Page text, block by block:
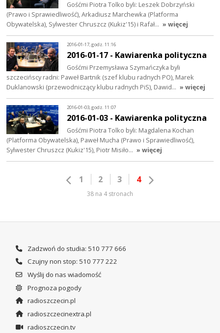
Gośćmi Piotra Tolko byli: Leszek Dobrzyński
(Prawo i Sprawiedliwość), Arkadiusz Marchewka (Platforma
Obywatelska), Sylwester Chruszcz (Kukiz'15) i Rafał… » więcej
2016-01-17, godz. 11:16
2016-01-17 - Kawiarenka polityczna
Gośćmi Przemysława Szymańczyka byli
szczecińscy radni: Paweł Bartnik (szef klubu radnych PO), Marek
Duklanowski (przewodniczący klubu radnych PiS), Dawid… » więcej
2016-01-03, godz. 11:07
2016-01-03 - Kawiarenka polityczna
Gośćmi Piotra Tolko byli: Magdalena Kochan
(Platforma Obywatelska), Paweł Mucha (Prawo i Sprawiedliwość),
Sylwester Chruszcz (Kukiz'15), Piotr Misiło… » więcej
1 2 3 4
38 na 4 stronach
Zadzwoń do studia: 510 777 666
Czujny non stop: 510 777 222
Wyślij do nas wiadomość
Prognoza pogody
radioszczecin.pl
radioszczecinextra.pl
radioszczecin.tv